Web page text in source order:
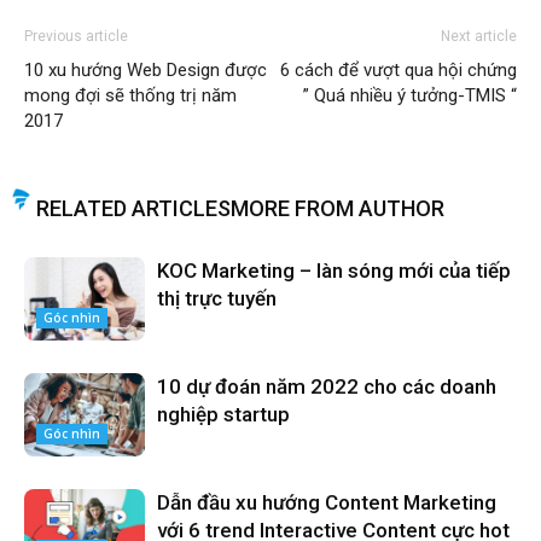
Previous article
10 xu hướng Web Design được
mong đợi sẽ thống trị năm
2017
Next article
6 cách để vượt qua hội chứng
” Quá nhiều ý tưởng-TMIS “
RELATED ARTICLESMORE FROM AUTHOR
Góc nhìn
KOC Marketing – làn sóng mới của tiếp
thị trực tuyến
Góc nhìn
10 dự đoán năm 2022 cho các doanh
nghiệp startup
Dẫn đầu xu hướng Content Marketing
với 6 trend Interactive Content cực hot